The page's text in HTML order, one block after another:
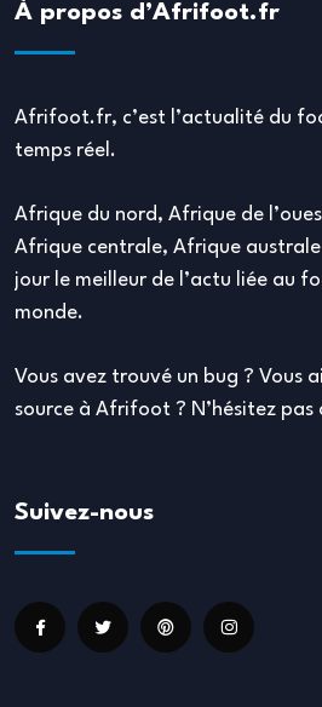
À propos d’Afrifoot.fr
Afrifoot.fr, c’est l’actualité du
temps réel.
Afrique du nord, Afrique de
Afrique centrale, Afrique
jour le meilleur de l’actu liée au
monde.
Vous avez trouvé un bug ? Vous
source à Afrifoot ? N’hésitez pas
Suivez-nous